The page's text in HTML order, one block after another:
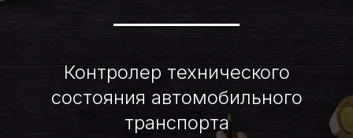
Контролер технического
состояния автомобильного
транспорта